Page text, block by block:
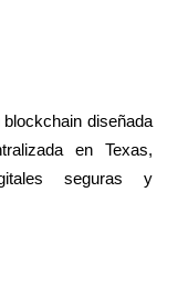
obtener ingresos pasivos
diseñada
en Texas,
seguras y